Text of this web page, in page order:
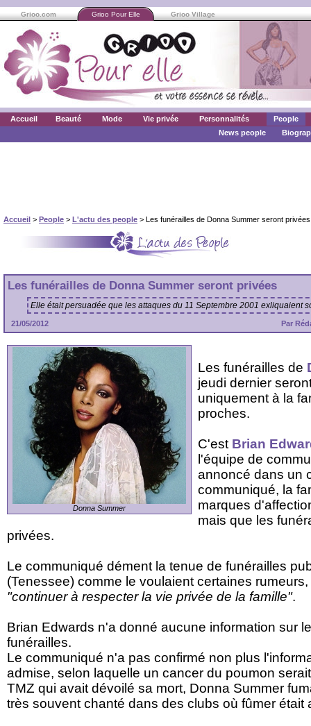
Grioo.com Grioo Pour Elle Grioo Village
Accueil Beauté Mode Vie privée Personnalités
People
News people
Accueil > People > L'actu des people > Les funérailles de Donna Summer seront privées
Les funérailles de Donna Summer seront privées
Elle était persuadée que les attaques du 11 Septembre 2001 exliquaient
21/05/2012 Par
Donna Summer
Les funérailles de
jeudi dernier
uniquement à la
proches.
C'est Brian
l'équipe de
annoncé dans un
communiqué, la
marques
mais que les
privées.
Le communiqué dément la tenue de funérailles
(Tenessee) comme le voulaient certaines
"continuer à respecter la vie privée de la famille".
Brian Edwards n'a donné aucune information sur
funérailles.
Le communiqué n'a pas confirmé non plus
admise, selon laquelle un cancer du poumon
TMZ qui avait dévoilé sa mort, Donna Summer
très souvent chanté dans des clubs où fûmer était